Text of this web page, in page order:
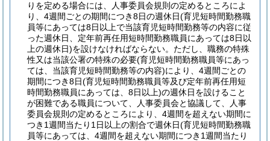
りを定める場合には、人事委員会規則の定めるところによ
り、4週間ごとの期間につき8日の週休日(育児短時間勤務職
員等にあっては8日以上で当該育児短時間勤務等の内容に従
った週休日、定年前再任用短時間勤務職員にあっては8日以
上の週休日)を設けなければならない。 ただし、職務の特殊
性又は当該公署の特殊の必要(育児短時間勤務職員等にあっ
ては、当該育児短時間勤務等の内容)により、4週間ごとの
期間につき8日(育児短時間勤務職員等及び定年前再任用短
時間勤務職員にあっては、8日以上)の週休日を設けること
が困難である職員について、人事委員会と協議して、人事
委員会規則の定めるところにより、4週間を超えない期間に
つき1週間当たり1日以上の割合で週休日(育児短時間勤務職
員等にあっては、4週間を超えない期間につき1週間当たり